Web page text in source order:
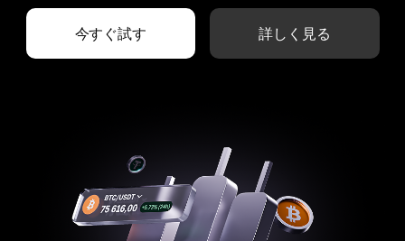
今すぐ試す 詳しく見る